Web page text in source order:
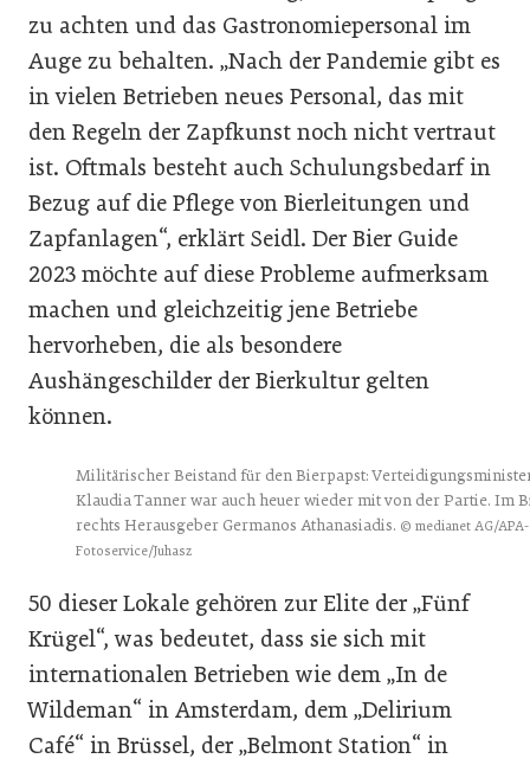
zu achten und das Gastronomiepersonal im
Auge zu behalten. „Nach der Pandemie gibt es
in vielen Betrieben neues Personal, das mit
den Regeln der Zapfkunst noch nicht vertraut
ist. Oftmals besteht auch Schulungsbedarf in
Bezug auf die Pflege von Bierleitungen und
Zapfanlagen“, erklärt Seidl. Der Bier Guide
2023 möchte auf diese Probleme aufmerksam
machen und gleichzeitig jene Betriebe
hervorheben, die als besondere
Aushängeschilder der Bierkultur gelten
können.
Militärischer Beistand für den Bierpapst:
Klaudia Tanner war auch heuer wieder mit von der Partie. Im
rechts Herausgeber Germanos Athanasiadis. © medianet AG/APA-
Fotoservice/Juhasz
50 dieser Lokale gehören zur Elite der „Fünf
Krügel“, was bedeutet, dass sie sich mit
internationalen Betrieben wie dem „In de
Wildeman“ in Amsterdam, dem „Delirium
Café“ in Brüssel, der „Belmont Station“ in